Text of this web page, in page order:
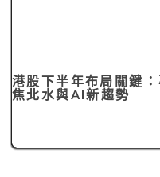
港股下半年布局關鍵
焦北水與AI新趨勢